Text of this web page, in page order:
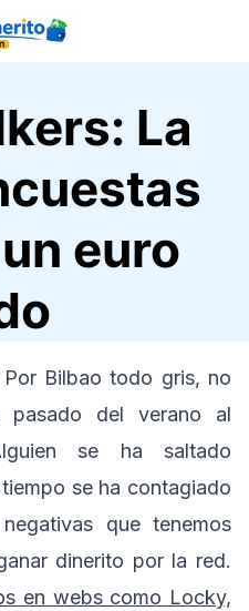
La
euro
Bilbao todo gris, no
pasado del verano al
se ha saltado
se ha contagiado
que tenemos
dinerito por la red.
en webs como Locky,